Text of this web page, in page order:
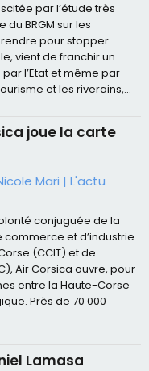
par l’étude très
BRGM sur les
pour stopper
vient de franchir un
l’Etat et même par
et les riverains,...
joue la carte
Mari |L'actu
conjuguée de la
et d’industrie
(CCIT) et de
Air Corsica ouvre, pour
entre la Haute-Corse
Près de 70 000
Lamasa